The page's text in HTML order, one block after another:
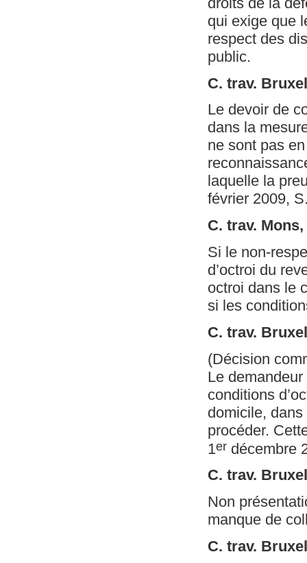
qui exige que
respect des
public.
C. trav.
Le devoir de
dans la
ne sont pas
laquelle la
février 2009,
C. trav.
Si le non-
d’octroi du
octroi dans le
si les
C. trav.
(Décision
Le
conditions
domicile,
procéder.
1erdécembre
C. trav.
Non
manque de
C. trav.